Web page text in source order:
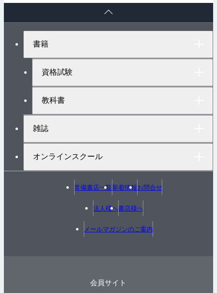
書籍
資格試験
教科書
雑誌
オンラインスクール
常備書店一覧新着情報お問合せ
法人様へ書店様へ
メールマガジンのご案内
会員サイト